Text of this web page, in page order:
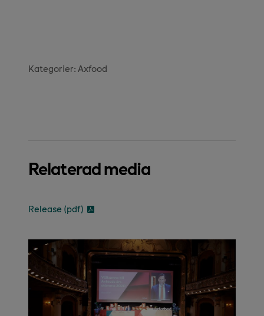
Kategorier: Axfood
Relaterad media
Release (pdf)